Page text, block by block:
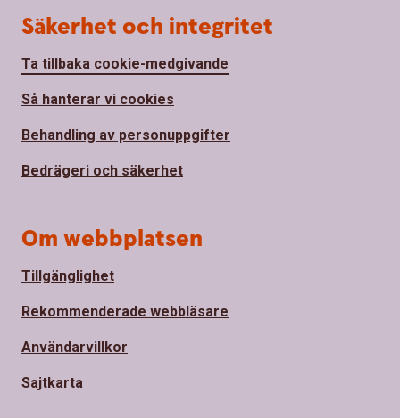
Säkerhet och integritet
Ta tillbaka cookie-medgivande
Så hanterar vi cookies
Behandling av personuppgifter
Bedrägeri och säkerhet
Om webbplatsen
Tillgänglighet
Rekommenderade webbläsare
Användarvillkor
Sajtkarta